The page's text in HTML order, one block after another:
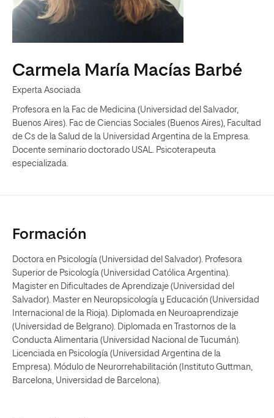
Carmela María Macías Barbé
Experta Asociada
Profesora en la Fac de Medicina (Universidad del Salvador,
Buenos Aires). Fac de Ciencias Sociales (Buenos Aires), Facultad
de Cs de la Salud de la Universidad Argentina de la Empresa.
Docente seminario doctorado USAL. Psicoterapeuta
especializada.
Formación
Doctora en Psicología (Universidad del Salvador). Profesora
Superior de Psicología (Universidad Católica Argentina).
Magister en Dificultades de Aprendizaje (Universidad del
Salvador). Master en Neuropsicología y Educación (Universidad
Internacional de la Rioja). Diplomada en Neuroaprendizaje
(Universidad de Belgrano). Diplomada en Trastornos de la
Conducta Alimentaria (Universidad Nacional de Tucumán).
Licenciada en Psicología (Universidad Argentina de la
Empresa). Módulo de Neurorrehabilitación (Instituto Guttman,
Barcelona, Universidad de Barcelona).